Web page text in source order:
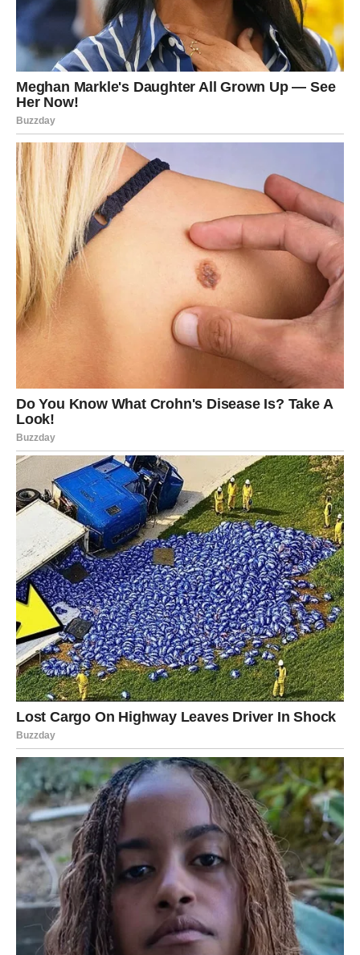
Fanovi cijene Đorđa jer je rijedak primjer muzičara koji se
nije odrekao svoje autentičnosti
, uprkos godinama
provedenim na estradi. Njegova priča nije samo o muzici,
popularnosti ili televiziji, već o čovjeku koji je odlučio
ostati svoj, čak i kada je to značilo sukobe, kritike i
nerazumijevanje. U vremenu kada mnogi grade savršenu
sliku o sebi, Đorđe i dalje govori ono što misli —
bez
maski, bez kalkulacija i bez straha od reakcija .
Na kraju, njegova autentičnost i iskrenost ostaju
simbol hrabrosti i slobode u svijetu gdje se većina
ljudi prilagođava očekivanjima. Priča Đorđa Davida
pokazuje koliko je važno ostati vjeran sebi, cijeniti
istinske emocije i graditi život prema vlastitim
pravilima, bez obzira na kritike i reakcije okoline.
Njegov primjer inspirira sve koji žele biti iskreni,
otvoreni i autentični u svakom segmentu života
PREUZMITE BESPLATNO!
⋆ KNJIGA SA RECEPTIMA ⋆
Upiši svoj email i preuzmi BESPLATNU
knjigu s receptima! Uživaj u jednostavnim
i ukusnim jelima koja će osvojiti tvoje
najdraže.
Jednim klikom preuzmi knjigu s najboljim
receptima!